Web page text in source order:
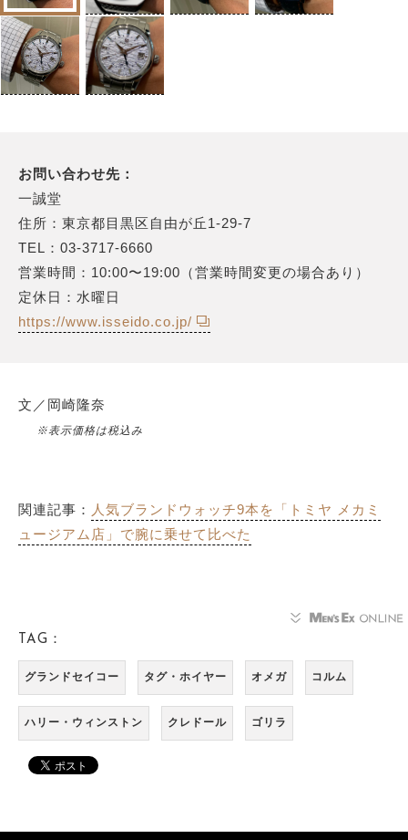
お問い合わせ先：
一誠堂
住所：東京都目黒区自由が丘1-29-7
TEL：03-3717-6660
営業時間：10:00〜19:00（営業時間変更の場合あり）
定休日：水曜日
https://www.isseido.co.jp/
文／岡崎隆奈
※表示価格は税込み
関連記事： 人気ブランドウォッチ9本を「トミヤ メカミ
ュージアム店」で腕に乗せて比べた
TAG：
グランドセイコー タグ・ホイヤー オメガ コルム
ハリー・ウィンストン クレドール ゴリラ